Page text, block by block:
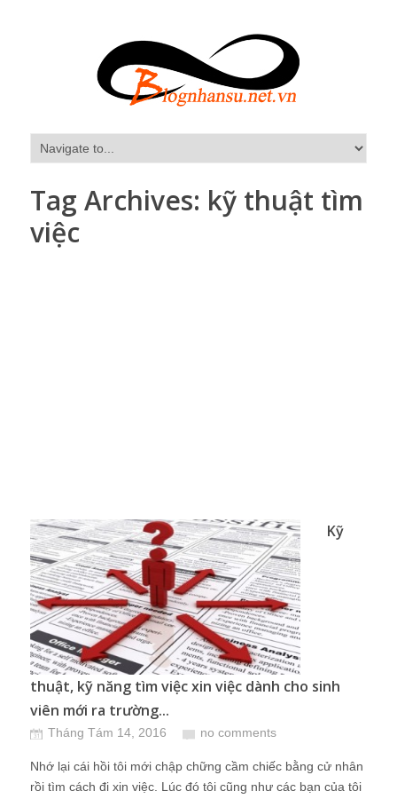
Tag Archives: kỹ thuật tìm
việc
Kỹ
thuật, kỹ năng tìm việc xin việc dành cho sinh
viên mới ra trường...
Tháng Tám 14, 2016 no comments
Nhớ lại cái hồi tôi mới chập chững cầm chiếc bằng cử nhân
rồi tìm cách đi xin việc. Lúc đó tôi cũng như các bạn của tôi